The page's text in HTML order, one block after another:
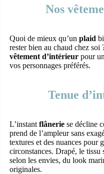
Nos
Quoi de mieux qu’unplaid
rester bien au chaud chez
vêtement d’intérieur pour
vos personnages préférés.
Tenue
L’instantflânerie se décline
prend de l’ampleur sans
textures et des nuances pour
circonstances. Drapé, le tissu
selon les envies, du look
originales.